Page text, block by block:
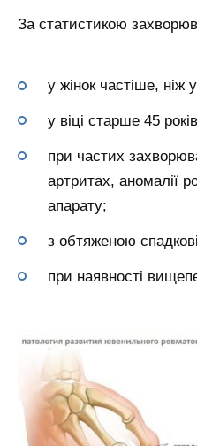
За статистикою
у жінок частіше, ніж у
у віці старше 45
при частих
артритах, аномалії
апарату;
з обтяженою
при наявності